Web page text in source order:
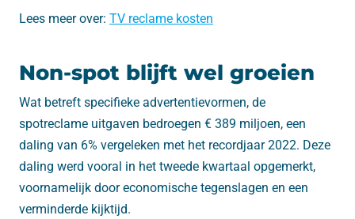
Lees meer over: TV reclame kosten
Non-spot blijft wel groeien
Wat betreft specifieke advertentievormen, de
spotreclame uitgaven bedroegen € 389 miljoen, een
daling van 6% vergeleken met het recordjaar 2022. Deze
daling werd vooral in het tweede kwartaal opgemerkt,
voornamelijk door economische tegenslagen en een
verminderde kijktijd.